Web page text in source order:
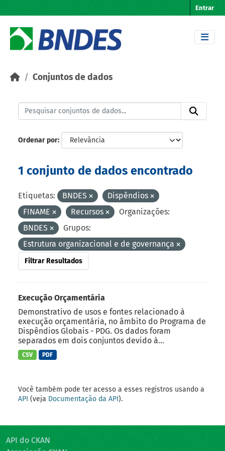
Entrar
Conjuntos de dados
Ordenar por
1 conjunto de dados encontrado
Etiquetas: BNDES
Dispêndios
FINAME
Recursos
Organizações:
BNDES
Grupos:
Estrutura organizacional e de governança
Filtrar Resultados
Execução Orçamentária
Demonstrativo de usos e fontes relacionado à
execução orçamentária, no âmbito do Programa de
Dispêndios Globais - PDG. Os dados foram
separados em dois conjuntos devido à...
CSV PDF
Você também pode ter acesso a esses registros usando a
API (veja Documentação da API).
API do CKAN